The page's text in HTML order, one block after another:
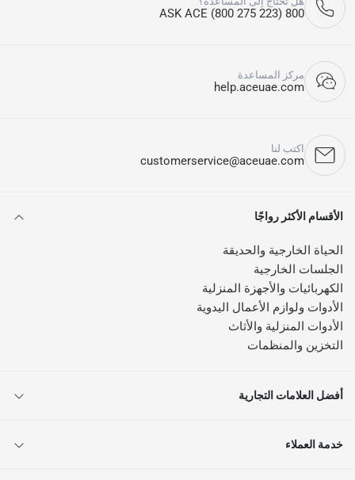
800 ASK ACE (800 275 223)
مركز المساعدة
help.aceuae.com
اكتب لنا
customerservice@aceuae.com
الأقسام الأكثر رواجًا
الحياة الخارجية والحديقة
الجلسات الخارجية
الكهربائيات والأجهزة المنزلية
الأدوات ولوازم الأعمال اليدوية
الأدوات المنزلية والأثاث
التخزين والمنظمات
أفضل العلامات التجارية
خدمة العملاء